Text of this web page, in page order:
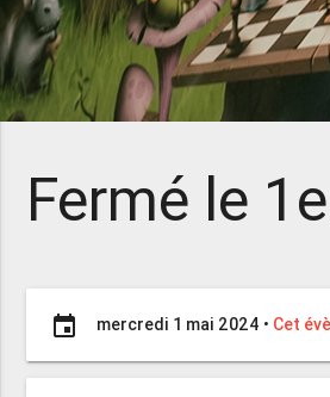
Fermé le
event mercredi 1 mai 2024 • Cet